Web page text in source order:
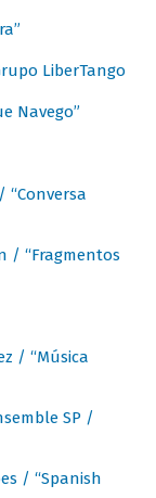
LiberTango
Navego”
“Conversa
/ “Fragmentos
/ “Música
SP /
/ “Spanish